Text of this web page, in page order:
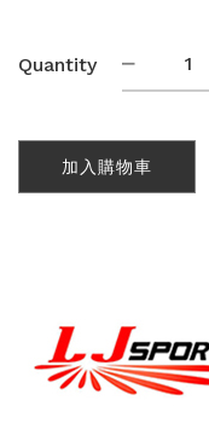
Quantity
女
裝
褲
(SK001)
數
加入購物車